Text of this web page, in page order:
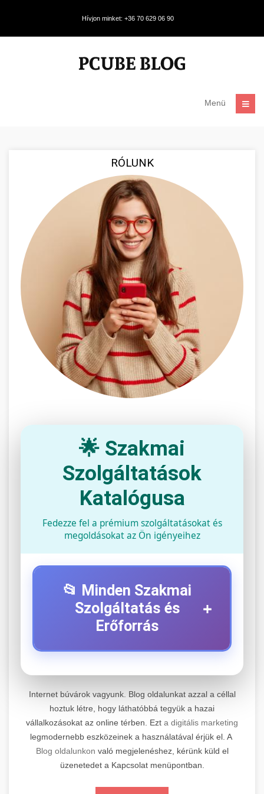
Hívjon minket: +36 70 629 06 90
Menü
RÓLUNK
🌟 Szakmai
Szolgáltatások
Katalógusa
Fedezze fel a prémium szolgáltatásokat és
megoldásokat az Ön igényeihez
📂 Minden Szakmai
Szolgáltatás és
Erőforrás
+
+
Professzionális elektromos roller javítási és
karbantartási szolgáltatások. Szakértő
technikusaink minőségi szervízt nyújtanak
minden jelentős márkához és modellhez.
Szervizközpont Látogatása
📊 2. Online Marketing
Ügynökség
+
Átfogó online marketing szolgáltatások,
beleértve a SEO-t, közösségi média kezelést és
Internet búvárok vagyunk. Blog oldalunkat azzal a céllal
hoztuk létre, hogy láthatóbbá tegyük a hazai
vállalkozásokat az online térben. Ezt a digitális marketing
legmodernebb eszközeinek a használatával érjük el. A
Blog oldalunkon való megjelenéshez, kérünk küld el
üzenetedet a Kapcsolat menüpontban.